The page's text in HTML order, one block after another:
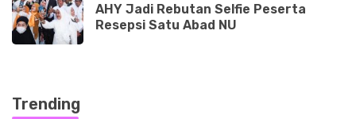
AHY Jadi Rebutan Selfie Peserta
Resepsi Satu Abad NU
Trending